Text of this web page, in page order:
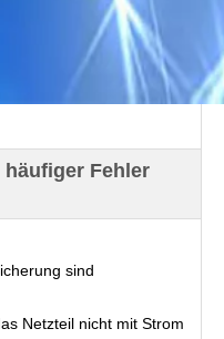
Fehler
sind
Netzteil nicht mit Strom